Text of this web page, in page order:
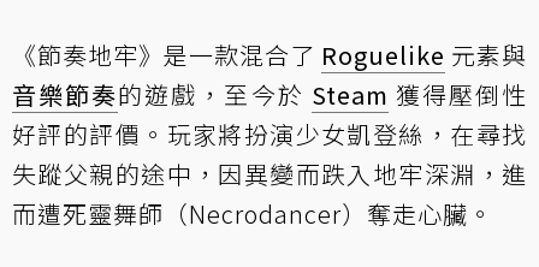
《節奏地牢》是一款混合了 Roguelike 元素與
音樂節奏的遊戲，至今於 Steam 獲得壓倒性
好評的評價。玩家將扮演少女凱登絲，在尋找
失蹤父親的途中，因異變而跌入地牢深淵，進
而遭死靈舞師（Necrodancer）奪走心臟。